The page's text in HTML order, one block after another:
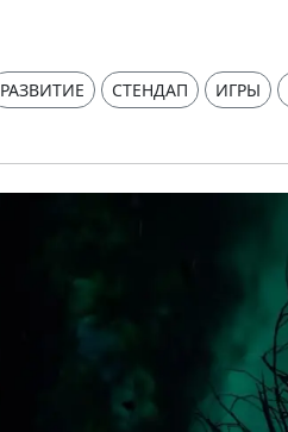
РАЗВИТИЕ СТЕНДАП ИГРЫ